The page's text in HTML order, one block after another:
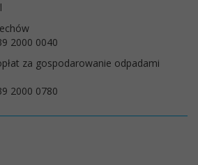
2000 0040
za gospodarowanie odpadami
2000 0780